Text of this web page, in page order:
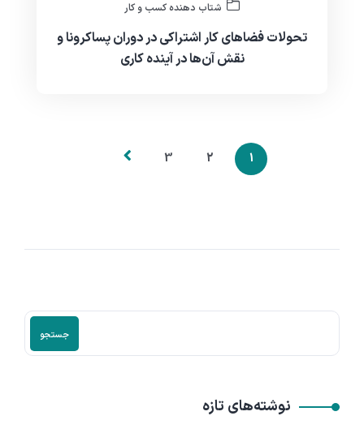
شتاب دهنده کسب و کار
تحولات فضاهای کار اشتراکی در دوران پساکرونا و
نقش آن‌ها در آینده کاری
1
2
3
جستجو
نوشته‌های تازه